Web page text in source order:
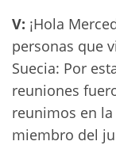
V: ¡Hola
personas que
Suecia: Por
reuniones
reunimos en
miembro del